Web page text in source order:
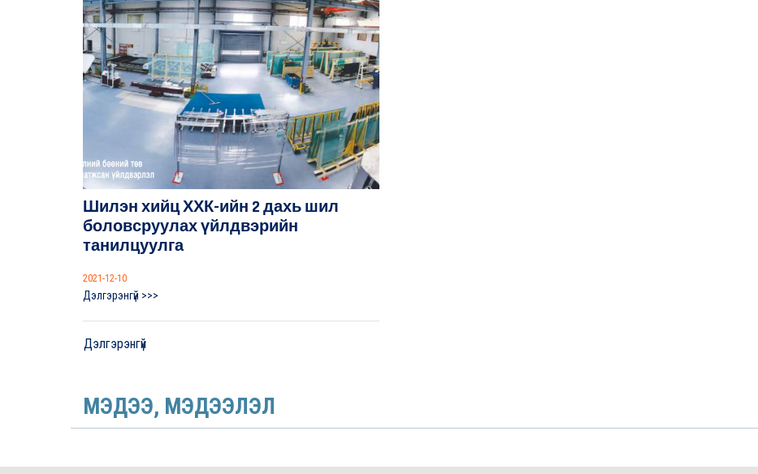
Шилэн хийц ХХК-ийн 2 дахь шил
боловсруулах үйлдвэрийн
танилцуулга
2021-12-10
Дэлгэрэнгүй >>>
Дэлгэрэнгүй
МЭДЭЭ, МЭДЭЭЛЭЛ